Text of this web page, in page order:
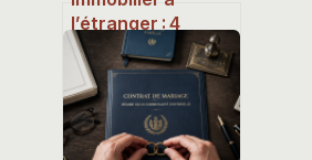
l’étranger : 4
étapes pour
diversifier,
sécuriser et
rentabiliser son
capital